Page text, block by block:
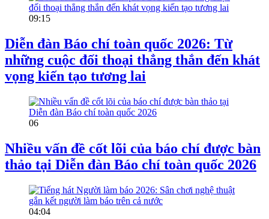
09:15
Diễn đàn Báo chí toàn quốc 2026: Từ
những cuộc đối thoại thẳng thắn đến khát
vọng kiến tạo tương lai
06
Nhiều vấn đề cốt lõi của báo chí được bàn
thảo tại Diễn đàn Báo chí toàn quốc 2026
04:04